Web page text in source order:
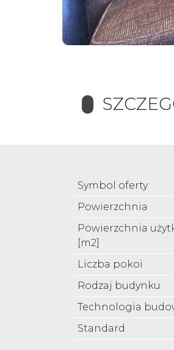
Symbol oferty
Powierzchnia
Powierzchnia
[m2]
Liczba pokoi
Rodzaj budynku
Technologia
Standard